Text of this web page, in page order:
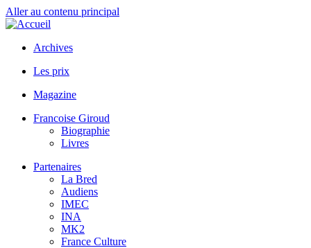
Aller au contenu principal
Archives
Les prix
Magazine
Francoise Giroud
Biographie
Livres
Partenaires
La Bred
Audiens
IMEC
INA
MK2
France Culture